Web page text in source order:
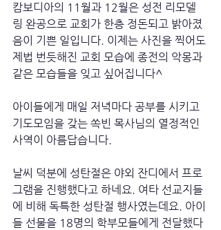
캄보디아의 11월과 12월은 성전 리모델
링 완공으로 교회가 한층 정돈되고 밝아졌
음이 기쁜 일입니다. 이제는 사진을 찍어도
제법 번듯해진 교회 모습에 종전의 악몽과
같은 모습들을 잊고 싶어집니다^
아이들에게 매일 저녁마다 공부를 시키고
기도모임을 갖는 쏙빈 목사님의 열정적인
사역이 아름답습니다.
날씨 덕분에 성탄절은 야외 잔디에서 프로
그램을 진행했다고 하네요. 여타 선교지들
에 비해 독특한 성탄절 행사였는데요. 아이
들 선물을 18명의 학부모들에게 전달했다